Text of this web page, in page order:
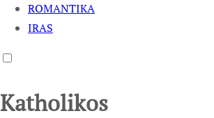
ROMANTIKA
IRAS
Katholikos